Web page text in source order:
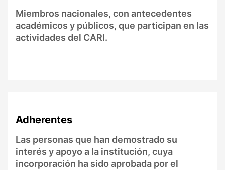
Miembros nacionales, con antecedentes
académicos y públicos, que participan en las
actividades del CARI.
Adherentes
Las personas que han demostrado su
interés y apoyo a la institución, cuya
incorporación ha sido aprobada por el